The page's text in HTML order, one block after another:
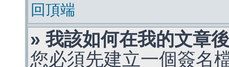
回頂端
» 我該如何在我的文章
您必須先建立一個簽名